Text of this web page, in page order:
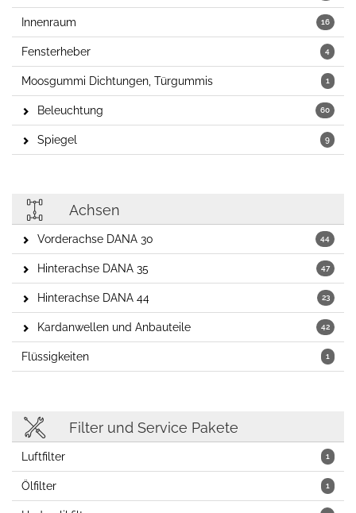
16
Innenraum
4
Fensterheber
1
Moosgummi Dichtungen, Türgummis
60
Beleuchtung
9
Spiegel
Achsen
44
Vorderachse DANA 30
47
Hinterachse DANA 35
23
Hinterachse DANA 44
42
Kardanwellen und Anbauteile
1
Flüssigkeiten
Filter und Service Pakete
1
Luftfilter
1
Ölfilter